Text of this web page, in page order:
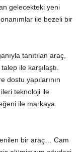
gelecekteki yeni
ile bezeli bir
tanıtılan araç,
ile karşılaştı.
dostu yapılarının
teknoloji ile
ile markaya
bir araç… Cam